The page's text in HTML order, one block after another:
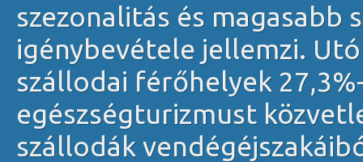
szezonalitás és magasabb
igénybevétele jellemzi.
szállodai férőhelyek
egészségturizmust
szállodák